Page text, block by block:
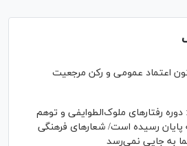
اعتماد عمومی و رکن مرجعیت
رفتارهای ملوک‌الطوایفی و توهم
پایان رسیده است/ شعارهای فرهنگی
به جایی نمی‌رسد